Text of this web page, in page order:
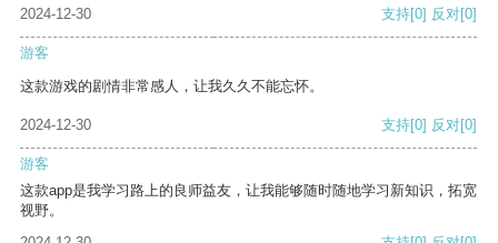
2024-12-30 支持[0] 反对[0]
游客
这款游戏的剧情非常感人，让我久久不能忘怀。
2024-12-30 支持[0] 反对[0]
游客
这款app是我学习路上的良师益友，让我能够随时随地学习新知识，拓宽
视野。